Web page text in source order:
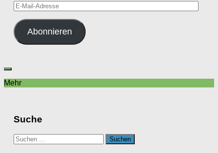
E-
Mail-
Adresse
Abonnieren
Mehr
Suche
Suchen
nach: